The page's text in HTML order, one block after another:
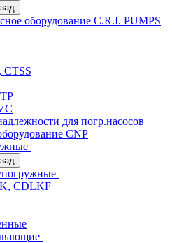
оборудование C.R.I. PUMPS
CTSS
для погр.насосов
CNP
CDLKF